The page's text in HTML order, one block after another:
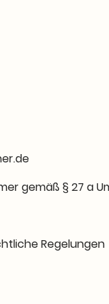
gemäß § 27 a
Regelungen